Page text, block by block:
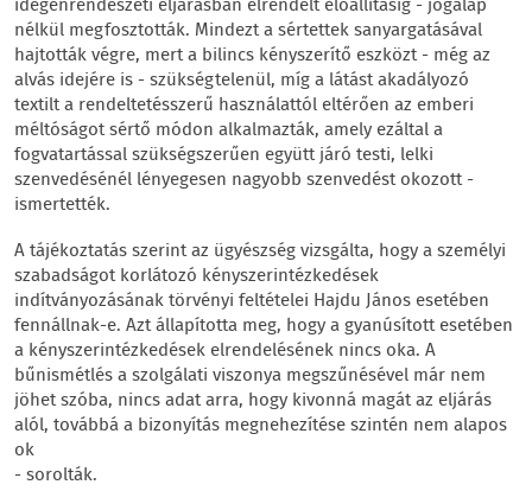
idegenrendészeti eljárásban elrendelt előállításig - jogalap
nélkül megfosztották. Mindezt a sértettek sanyargatásával
hajtották végre, mert a bilincs kényszerítő eszközt - még az
alvás idejére is - szükségtelenül, míg a látást akadályozó
textilt a rendeltetésszerű használattól eltérően az emberi
méltóságot sértő módon alkalmazták, amely ezáltal a
fogvatartással szükségszerűen együtt járó testi, lelki
szenvedésénél lényegesen nagyobb szenvedést okozott -
ismertették.
A tájékoztatás szerint az ügyészség vizsgálta, hogy a személyi
szabadságot korlátozó kényszerintézkedések
indítványozásának törvényi feltételei Hajdu János esetében
fennállnak-e. Azt állapította meg, hogy a gyanúsított esetében
a kényszerintézkedések elrendelésének nincs oka. A
bűnismétlés a szolgálati viszonya megszűnésével már nem
jöhet szóba, nincs adat arra, hogy kivonná magát az eljárás
alól, továbbá a bizonyítás megnehezítése szintén nem alapos
ok
- sorolták.